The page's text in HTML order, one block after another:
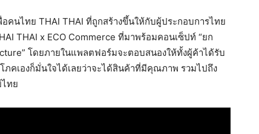
คนไทย THAI THAI ที่ถูกสร้างขึ้นให้กับผู้ประกอบการไทย
THAI x ECO Commerce ที่มาพร้อมคอนเซ็ปท์ “ยก
โดยภายในแพลตฟอร์มจะตอบสนองให้ทั้งผู้ค้าได้รับ
ภคเองก็มั่นใจได้เลยว่าจะได้สินค้าที่มีคุณภาพ รวมไปถึง
ทย